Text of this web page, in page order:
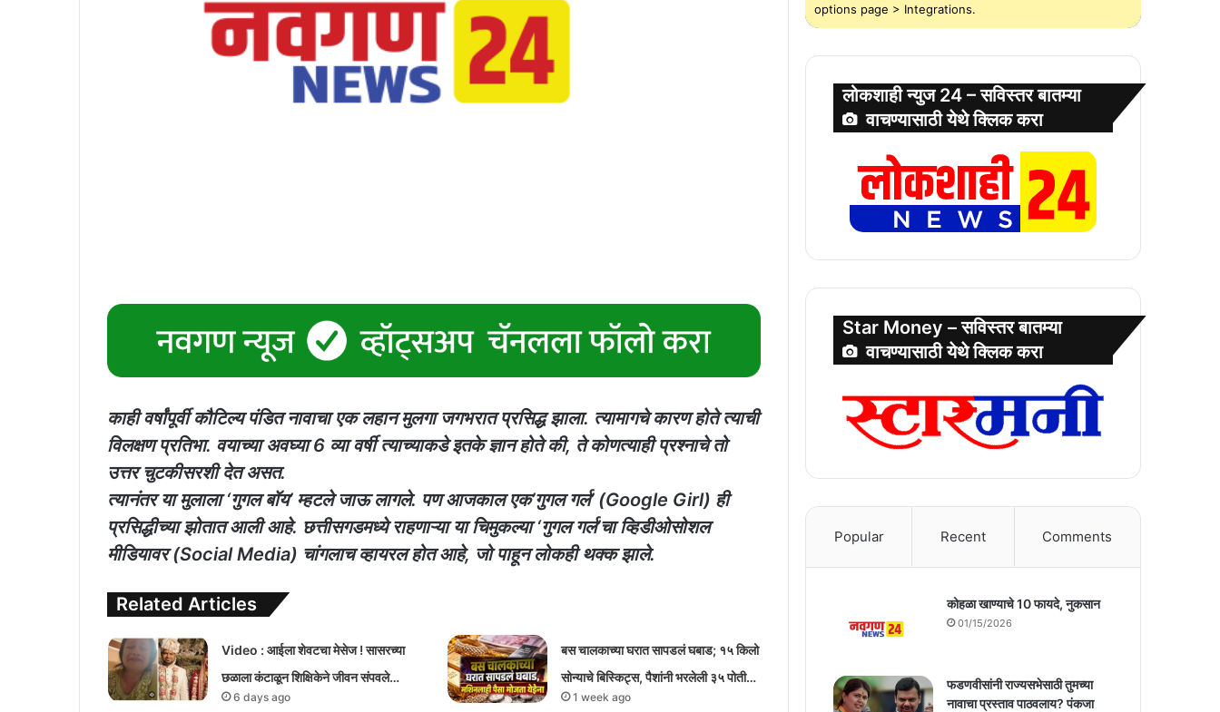
काही वर्षांपूर्वी कौटिल्य पंडित नावाचा एक लहान मुलगा जगभरात प्रसिद्ध झाला. त्यामागचे कारण होते त्याची
विलक्षण प्रतिभा. वयाच्या अवघ्या 6 व्या वर्षी त्याच्याकडे इतके ज्ञान होते की, ते कोणत्याही प्रश्नाचे तो
उत्तर चुटकीसरशी देत ​​असत.
त्यानंतर या मुलाला ‘गुगल बॉय’ म्हटले जाऊ लागले. पण आजकाल एक’गुगल गर्ल’ (Google Girl) ही
प्रसिद्धीच्या झोतात आली आहे. छत्तीसगडमध्ये राहणाऱ्या या चिमुकल्या ‘गुगल गर्ल’चा व्हिडीओसोशल
मीडियावर (Social Media) चांगलाच व्हायरल होत आहे, जो पाहून लोकही थक्क झाले.
Related Articles
Video : आईला शेवटचा मेसेज ! सासरच्या
छळाला कंटाळून शिक्षिकेने जीवन संपवले…
6 days ago
बस चालकाच्या घरात सापडलं घबाड; १५ किलो
सोन्याचे बिस्किट्स, पैशांनी भरलेली ३५ पोती…
1 week ago
options page > Integrations.
लोकशाही न्युज 24 – सविस्तर बातम्या
वाचण्यासाठी येथे क्लिक करा
Star Money – सविस्तर बातम्या
वाचण्यासाठी येथे क्लिक करा
Popular Recent Comments
कोहळा खाण्याचे 10 फायदे, नुकसान
01/15/2026
फडणवीसांनी राज्यसभेसाठी तुमच्या
नावाचा प्रस्ताव पाठवलाय? पंकजा